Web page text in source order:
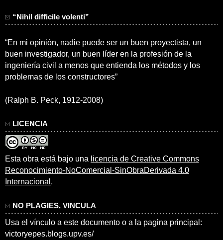
“Nihil difficile volenti”
“En mi opinión, nadie puede ser un buen proyectista, un
buen investigador, un buen líder en la profesión de la
ingeniería civil a menos que entienda los métodos y los
problemas de los constructores”
(Ralph B. Peck, 1912-2008)
LICENCIA
Esta obra está bajo una licencia de Creative Commons
Reconocimiento-NoComercial-SinObraDerivada 4.0
Internacional .
NO PLAGIES, VINCULA
Usa el vínculo a este documento o a la pagina principal:
victoryepes.blogs.upv.es/